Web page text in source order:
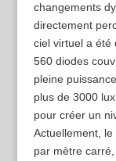
changements
directement
ciel virtuel a été
560 diodes
pleine
plus de 3000
pour créer un
Actuellement,
par mètre